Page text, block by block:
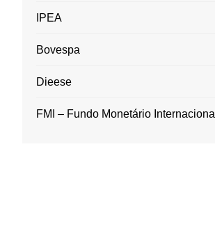
IPEA
Bovespa
Dieese
FMI – Fundo Monetário Internacional